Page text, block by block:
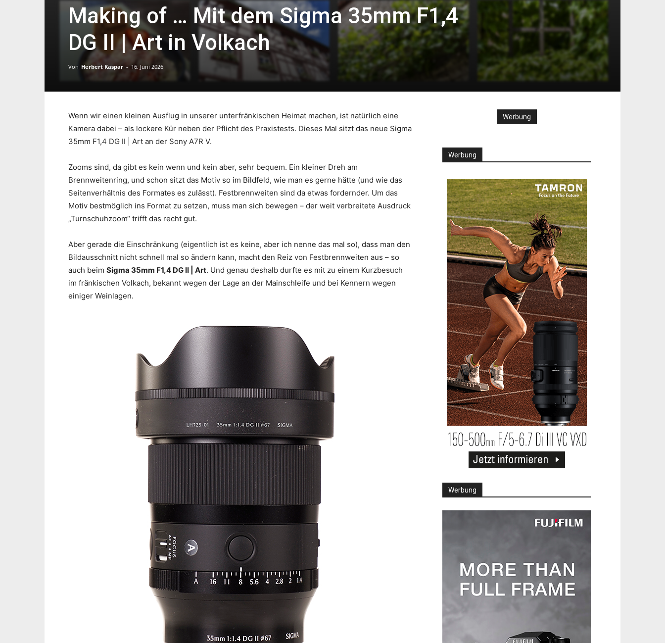
Making of … Mit dem Sigma 35mm F1,4
DG II | Art in Volkach
Von Herbert Kaspar - 16. Juni 2026
Wenn wir einen kleinen Ausflug in unserer unterfränkischen Heimat machen, ist natürlich eine
Kamera dabei – als lockere Kür neben der Pflicht des Praxistests. Dieses Mal sitzt das neue Sigma
35mm F1,4 DG II | Art an der Sony A7R V.
Zooms sind, da gibt es kein wenn und kein aber, sehr bequem. Ein kleiner Dreh am
Brennweitenring, und schon sitzt das Motiv so im Bildfeld, wie man es gerne hätte (und wie das
Seitenverhältnis des Formates es zulässt). Festbrennweiten sind da etwas fordernder. Um das
Motiv bestmöglich ins Format zu setzen, muss man sich bewegen – der weit verbreitete Ausdruck
„Turnschuhzoom“ trifft das recht gut.
Aber gerade die Einschränkung (eigentlich ist es keine, aber ich nenne das mal so), dass man den
Bildausschnitt nicht schnell mal so ändern kann, macht den Reiz von Festbrennweiten aus – so
auch beim Sigma 35mm F1,4 DG II | Art. Und genau deshalb durfte es mit zu einem Kurzbesuch
im fränkischen Volkach, bekannt wegen der Lage an der Mainschleife und bei Kennern wegen
einiger Weinlagen.
Werbung
Werbung
Werbung